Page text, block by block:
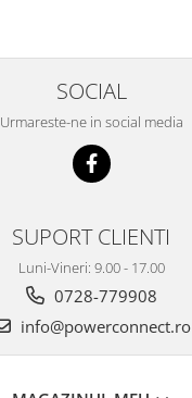
SOCIAL
Urmareste-ne in social media
SUPORT CLIENTI
Luni-Vineri: 9.00 - 17.00
0728-779908
info@powerconnect.ro